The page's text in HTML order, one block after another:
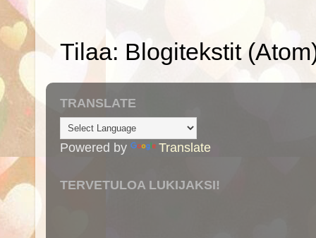
Tilaa: Blogitekstit
TRANSLATE
Powered by Translate
TERVETULOA LUKIJAKSI!